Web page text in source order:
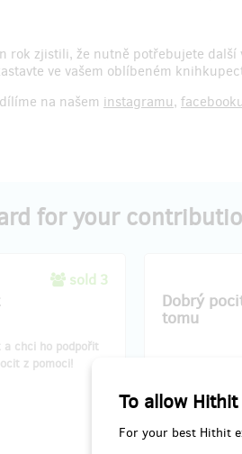
To allow
For your best Hithit
rok zjistili, že nutně potřebujete
ve vašem oblíbeném
na našem instagramu, facebooku
for your
sold 3
a chci ho podpořit
z pomoci!
Dobrý
tomu
receptem.
Odměnu mám